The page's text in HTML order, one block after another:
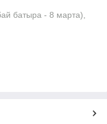
батыра - 8 марта),